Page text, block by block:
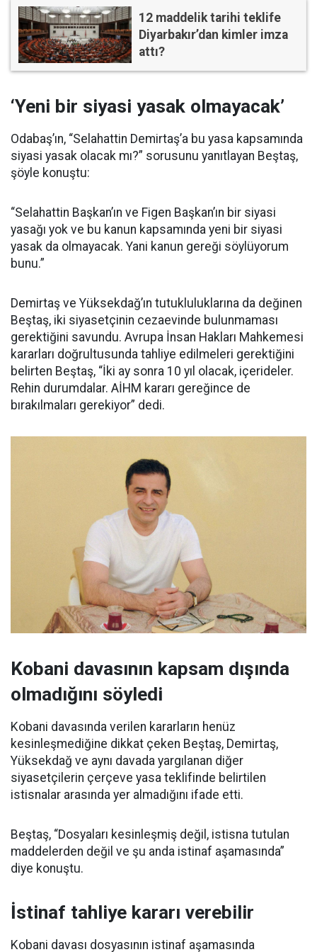
12 maddelik tarihi teklife
Diyarbakır’dan kimler imza
attı?
‘Yeni bir siyasi yasak olmayacak’
Odabaş’ın, “Selahattin Demirtaş’a bu yasa kapsamında
siyasi yasak olacak mı?” sorusunu yanıtlayan Beştaş,
şöyle konuştu:
“Selahattin Başkan’ın ve Figen Başkan’ın bir siyasi
yasağı yok ve bu kanun kapsamında yeni bir siyasi
yasak da olmayacak. Yani kanun gereği söylüyorum
bunu.”
Demirtaş ve Yüksekdağ’ın tutukluluklarına da değinen
Beştaş, iki siyasetçinin cezaevinde bulunmaması
gerektiğini savundu. Avrupa İnsan Hakları Mahkemesi
kararları doğrultusunda tahliye edilmeleri gerektiğini
belirten Beştaş, “İki ay sonra 10 yıl olacak, içerideler.
Rehin durumdalar. AİHM kararı gereğince de
bırakılmaları gerekiyor” dedi.
Kobani davasının kapsam dışında
olmadığını söyledi
Kobani davasında verilen kararların henüz
kesinleşmediğine dikkat çeken Beştaş, Demirtaş,
Yüksekdağ ve aynı davada yargılanan diğer
siyasetçilerin çerçeve yasa teklifinde belirtilen
istisnalar arasında yer almadığını ifade etti.
Beştaş, “Dosyaları kesinleşmiş değil, istisna tutulan
maddelerden değil ve şu anda istinaf aşamasında”
diye konuştu.
İstinaf tahliye kararı verebilir
Kobani davası dosyasının istinaf aşamasında